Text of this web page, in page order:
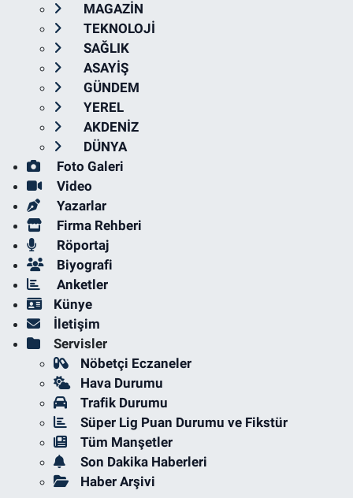
MAGAZİN
TEKNOLOJİ
SAĞLIK
ASAYİŞ
GÜNDEM
YEREL
AKDENİZ
DÜNYA
Foto Galeri
Video
Yazarlar
Firma Rehberi
Röportaj
Biyografi
Anketler
Künye
İletişim
Servisler
Nöbetçi Eczaneler
Hava Durumu
Trafik Durumu
Süper Lig Puan Durumu ve Fikstür
Tüm Manşetler
Son Dakika Haberleri
Haber Arşivi